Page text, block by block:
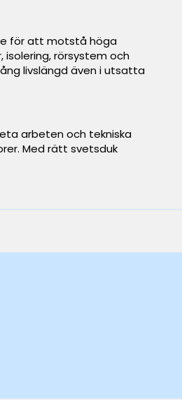
för att motstå höga
rörsystem och
livslängd även i utsatta
arbeten och tekniska
Med rätt svetsduk